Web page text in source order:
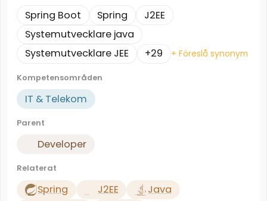
Spring Boot Spring
J2EE
Systemutvecklare java
Systemutvecklare JEE
+29 + Föreslå synonym
Kompetensområden
IT & Telekom
Parent
Developer
Relaterat
Spring J2EE
Java